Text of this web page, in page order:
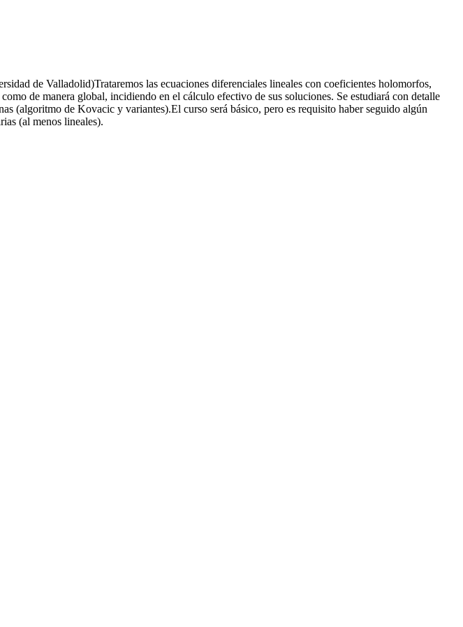
de Valladolid)Trataremos las ecuaciones diferenciales lineales con coeficientes holomorfos,
de manera global, incidiendo en el cálculo efectivo de sus soluciones. Se estudiará con detalle
(algoritmo de Kovacic y variantes).El curso será básico, pero es requisito haber seguido algún
(al menos lineales).